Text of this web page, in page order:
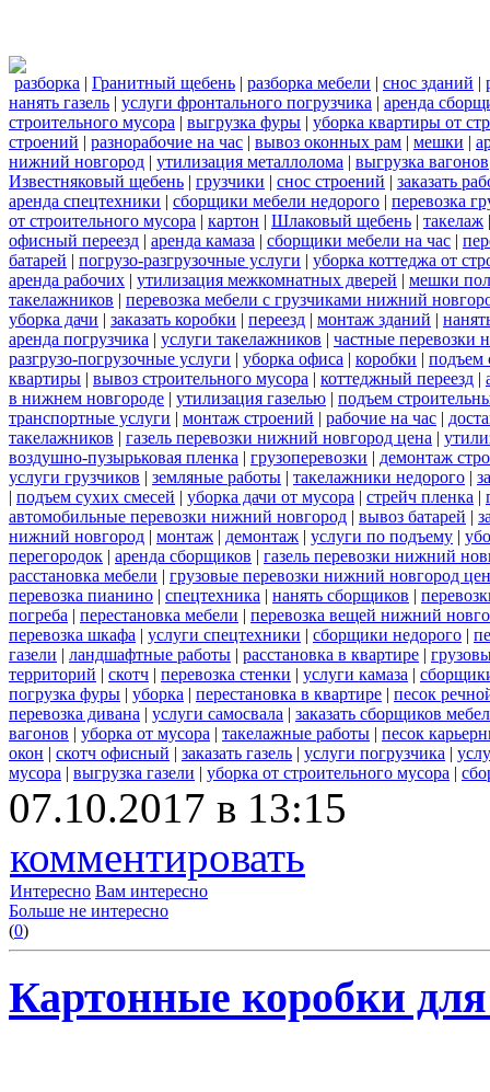
разборка | Гранитный щебень | разборка мебели | снос зданий |
нанять газель | услуги фронтального погрузчика | аренда
строительного мусора | выгрузка фуры | уборка квартиры от
строений | разнорабочие на час | вывоз оконных рам | мешки |
нижний новгород | утилизация металлолома | выгрузка вагонов
Известняковый щебень | грузчики | снос строений | заказать
аренда спецтехники | сборщики мебели недорого | перевозка
от строительного мусора | картон | Шлаковый щебень | такелаж
офисный переезд | аренда камаза | сборщики мебели на час |
батарей | погрузо-разгрузочные услуги | уборка коттеджа от
аренда рабочих | утилизация межкомнатных дверей | мешки
такелажников | перевозка мебели с грузчиками нижний
уборка дачи | заказать коробки | переезд | монтаж зданий |
аренда погрузчика | услуги такелажников | частные перевозки
разгрузо-погрузочные услуги | уборка офиса | коробки | подъем
квартиры | вывоз строительного мусора | коттеджный переезд |
в нижнем новгороде | утилизация газелью | подъем
транспортные услуги | монтаж строений | рабочие на час |
такелажников | газель перевозки нижний новгород цена |
воздушно-пузырьковая пленка | грузоперевозки | демонтаж
услуги грузчиков | земляные работы | такелажники недорого |
| подъем сухих смесей | уборка дачи от мусора | стрейч пленка |
автомобильные перевозки нижний новгород | вывоз батарей |
нижний новгород | монтаж | демонтаж | услуги по подъему |
перегородок | аренда сборщиков | газель перевозки нижний
расстановка мебели | грузовые перевозки нижний новгород
перевозка пианино | спецтехника | нанять сборщиков |
погреба | перестановка мебели | перевозка вещей нижний
перевозка шкафа | услуги спецтехники | сборщики недорого |
газели | ландшафтные работы | расстановка в квартире |
территорий | скотч | перевозка стенки | услуги камаза |
погрузка фуры | уборка | перестановка в квартире | песок
перевозка дивана | услуги самосвала | заказать сборщиков
вагонов | уборка от мусора | такелажные работы | песок
окон | скотч офисный | заказать газель | услуги погрузчика |
мусора | выгрузка газели | уборка от строительного мусора |
07.10.2017 в 13:15
комментировать
Интересно Вам интересно
Больше не интересно
(0)
Картонные коробки для